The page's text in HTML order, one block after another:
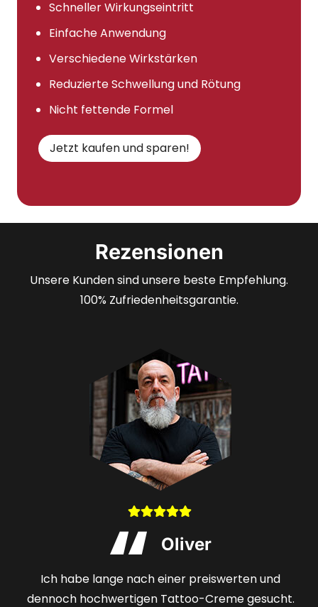
Schneller Wirkungseintritt
Einfache Anwendung
Verschiedene Wirkstärken
Reduzierte Schwellung und Rötung
Nicht fettende Formel
Jetzt kaufen und sparen!
Rezensionen
Unsere Kunden sind unsere beste Empfehlung.
100% Zufriedenheitsgarantie.
Stefan
Selten finde ich ein Angebot, das sowohl günstig als
auch qualitativ hochwertig ist. Das Hologramm gab